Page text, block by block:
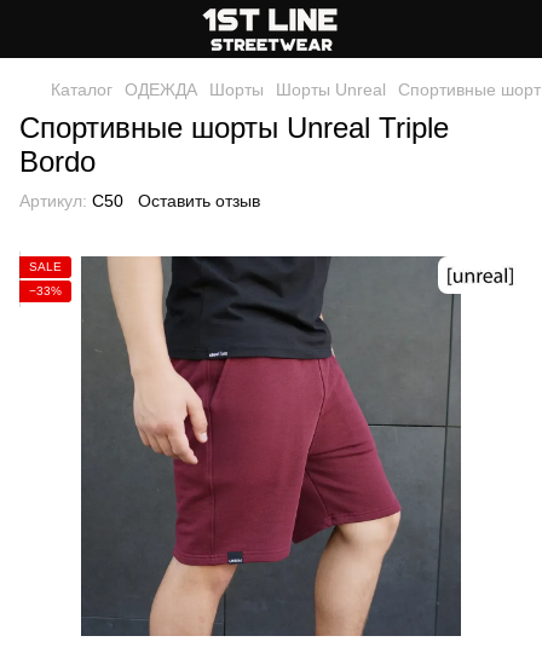
Каталог ОДЕЖДА Шорты Шорты Unreal Спортивные
Спортивные шорты Unreal Triple
Bordo
Артикул: C50 Оставить отзыв
SALE
−33%